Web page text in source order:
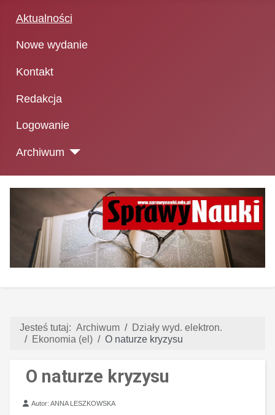
Aktualności
Nowe wydanie
Kontakt
Redakcja
Logowanie
Archiwum
Jesteś tutaj: Archiwum
Działy wyd. elektron.
Ekonomia (el)
O naturze kryzysu
O naturze kryzysu
Szczegóły
Autor:ANNA LESZKOWSKA